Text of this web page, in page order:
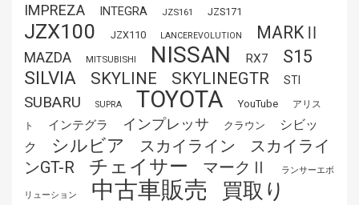
IMPREZA INTEGRA JZS161 JZS171
JZX100 JZX110 LANCEREVOLUTION MARKⅡ
MAZDA MITSUBISHI NISSAN RX7 S15
SILVIA SKYLINE SKYLINEGTR STI
SUBARU SUPRA TOYOTA YouTube
アリス
ト
インテグラ インプレッサ クラウン
シビッ
ク
シルビア スカイライン
スカイライ
ンGT-R
チェイサー マークⅡ ランサーエボ
リューション 中古車販売 買取り